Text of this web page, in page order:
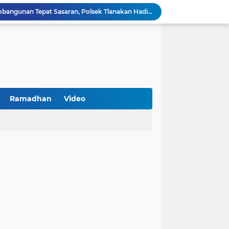
Kawal Perencanaan Pembangunan Tepat Sasaran, Polsek Tlanakan Hadiri Musrenbangdes Desa Bandaran
BPS Sampang: UMKM dan Usaha Besar Wajib Terdata di Sensus Ekonomi 2026, Kunci Kebijakan Tepat Sasaran
Baru Industri Jasa Keuangan
Ramadhan Video